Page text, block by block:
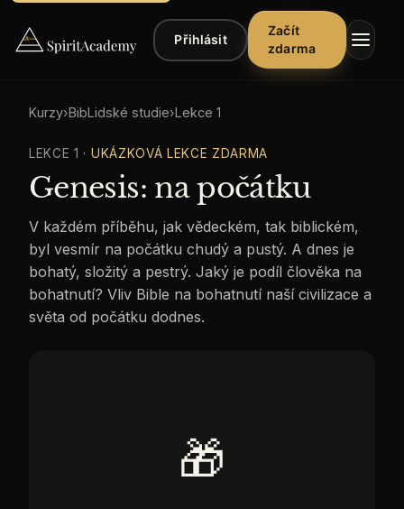
Přihlásit
Začít
zdarma
Kurzy ▾
Poslech ▾
Články ▾
Kurzy›BibLidské studie›Lekce 1
LEKCE1 · UKÁZKOVÁ LEKCE ZDARMA
Genesis: na počátku
V každém příběhu, jak vědeckém, tak biblickém,
byl vesmír na počátku chudý a pustý. A dnes je
bohatý, složitý a pestrý. Jaký je podíl člověka na
bohatnutí? Vliv Bible na bohatnutí naší civilizace a
světa od počátku dodnes.
🎁